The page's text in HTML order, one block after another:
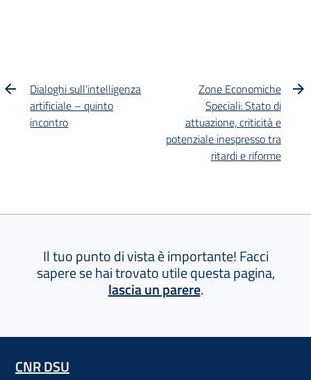
Dialoghi sull’intelligenza
artificiale – quinto
incontro
Zone Economiche
Speciali: Stato di
attuazione, criticità e
potenziale inespresso tra
ritardi e riforme
Il tuo punto di vista è importante! Facci
sapere se hai trovato utile questa pagina,
lascia un parere.
CNR DSU